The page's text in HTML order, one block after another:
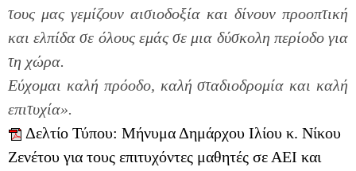
τους μας γεμίζουν αισιοδοξία και δίνουν προοπτική
και ελπίδα σε όλους εμάς σε μια δύσκολη περίοδο για
τη χώρα.
Εύχομαι καλή πρόοδο, καλή σταδιοδρομία και καλή
επιτυχία».
Δελτίο Τύπου: Μήνυμα Δημάρχου Ιλίου κ. Νίκου
Ζενέτου για τους επιτυχόντες μαθητές σε ΑΕΙ και